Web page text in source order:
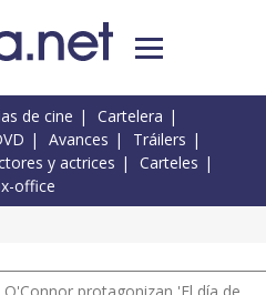
de cine
Cartelera
Avances
Tráilers
y actrices
Carteles
office